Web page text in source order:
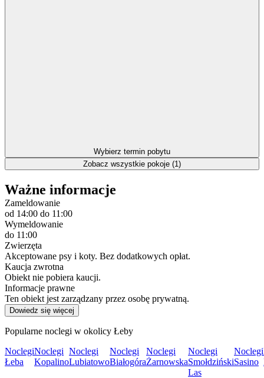
Wybierz termin pobytu
Zobacz wszystkie pokoje (1)
Ważne informacje
Zameldowanie
od 14:00 do 11:00
Wymeldowanie
do 11:00
Zwierzęta
Akceptowane psy i koty. Bez dodatkowych opłat.
Kaucja zwrotna
Obiekt nie pobiera kaucji.
Informacje prawne
Ten obiekt jest zarządzany przez osobę prywatną.
Dowiedz się więcej
Popularne noclegi w okolicy Łeby
Noclegi
Łeba
Noclegi
Kopalino
Noclegi
Lubiatowo
Noclegi
Białogóra
Noclegi
Żarnowska
Noclegi
Smołdziński
Las
Noclegi
Sasino